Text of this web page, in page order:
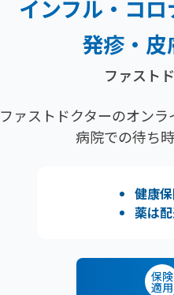
インフル・コロ
発疹・ 皮
ファスト
ファストドクターのオン
病院での待ち
健康
薬は
保険
適用